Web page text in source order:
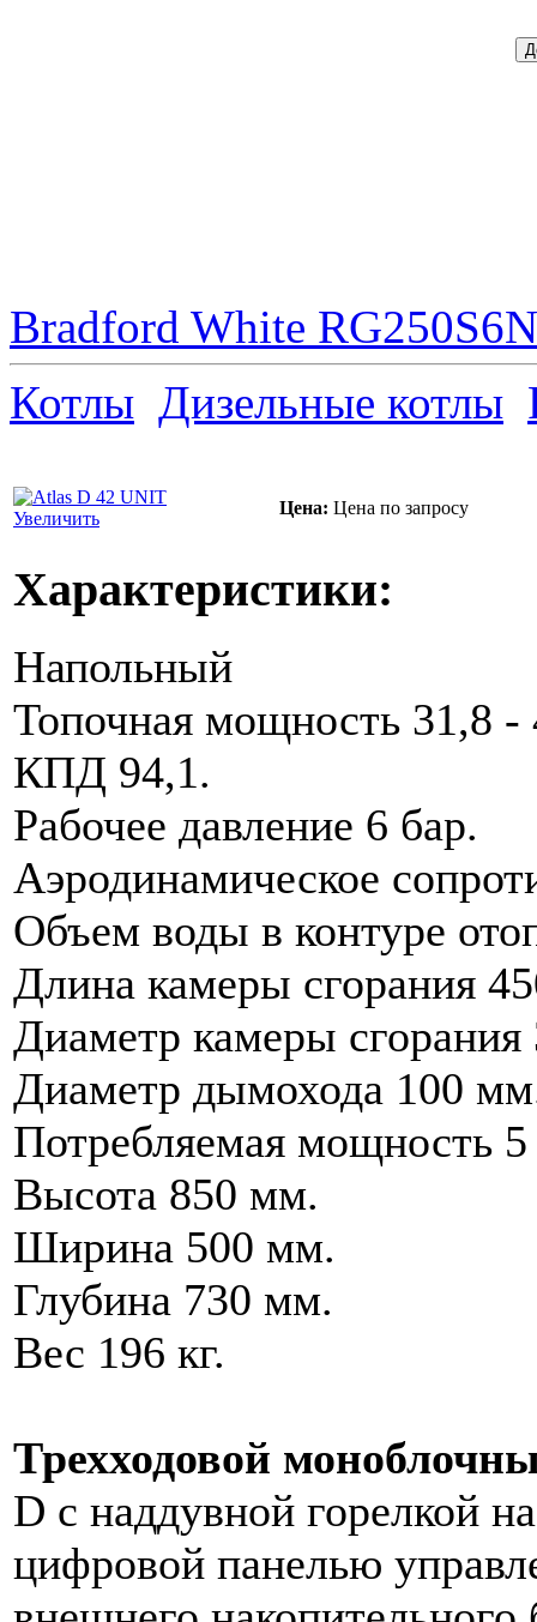
Bradford White
Котлы Дизельные котлы
Увеличить
Цена: Цена по запросу
Характеристики:
Напольный
Топочная мощность 31,8 -
КПД 94,1.
Рабочее давление 6 бар.
Аэродинамическое
Объем воды в контуре
Длина камеры сгорания
Диаметр камеры
Диаметр дымохода 100
Потребляемая мощность
Высота 850 мм.
Ширина 500 мм.
Глубина 730 мм.
Вес 196 кг.
Трехходовой
D с наддувной горелкой
цифровой панелью